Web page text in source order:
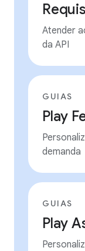
Atender
da API
GUIAS
Play
demanda
GUIAS
Play